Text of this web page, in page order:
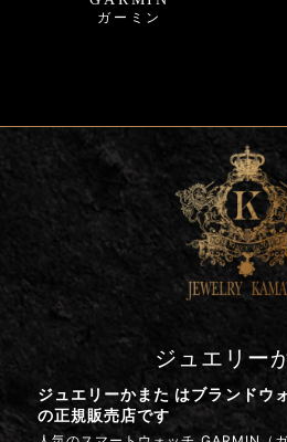
ガーミン
ジュエリー
ジュエリーかまた はブランドウ
の正規販売店です